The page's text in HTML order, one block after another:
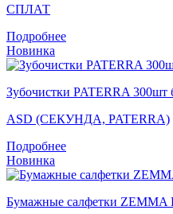
СПЛАТ
Подробнее
Новинка
Зубочистки PATERRA 300шт
ASD (СЕКУНДА, PATERRA)
Подробнее
Новинка
Бумажные салфетки ZEMMA